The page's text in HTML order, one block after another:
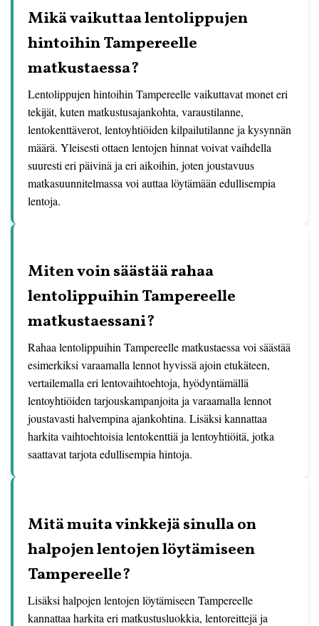
Mikä vaikuttaa lentolippujen
hintoihin Tampereelle
matkustaessa?
Lentolippujen hintoihin Tampereelle vaikuttavat monet eri
tekijät, kuten matkustusajankohta, varaustilanne,
lentokenttäverot, lentoyhtiöiden kilpailutilanne ja kysynnän
määrä. Yleisesti ottaen lentojen hinnat voivat vaihdella
suuresti eri päivinä ja eri aikoihin, joten joustavuus
matkasuunnitelmassa voi auttaa löytämään edullisempia
lentoja.
Miten voin säästää rahaa
lentolippuihin Tampereelle
matkustaessani?
Rahaa lentolippuihin Tampereelle matkustaessa voi säästää
esimerkiksi varaamalla lennot hyvissä ajoin etukäteen,
vertailemalla eri lentovaihtoehtoja, hyödyntämällä
lentoyhtiöiden tarjouskampanjoita ja varaamalla lennot
joustavasti halvempina ajankohtina. Lisäksi kannattaa
harkita vaihtoehtoisia lentokenttiä ja lentoyhtiöitä, jotka
saattavat tarjota edullisempia hintoja.
Mitä muita vinkkejä sinulla on
halpojen lentojen löytämiseen
Tampereelle?
Lisäksi halpojen lentojen löytämiseen Tampereelle
kannattaa harkita eri matkustusluokkia, lentoreittejä ja